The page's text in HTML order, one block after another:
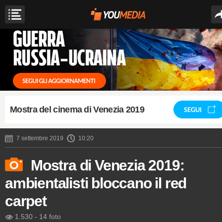
Mostra del cinema di Venezia 2019 SEGUI
7 settembre 2019 10:20
Mostra di Venezia 2019:
ambientalisti bloccano il red
carpet
1.530 - 14 foto